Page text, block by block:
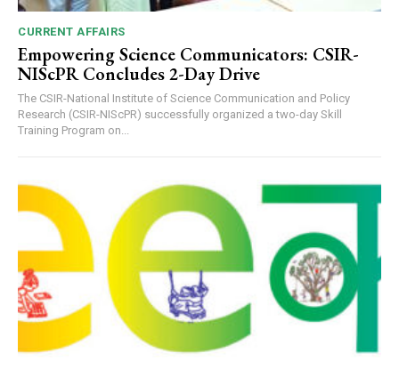
CURRENT AFFAIRS
Empowering Science Communicators: CSIR-
NIScPR Concludes 2-Day Drive
The CSIR-National Institute of Science Communication and Policy
Research (CSIR-NIScPR) successfully organized a two-day Skill
Training Program on...